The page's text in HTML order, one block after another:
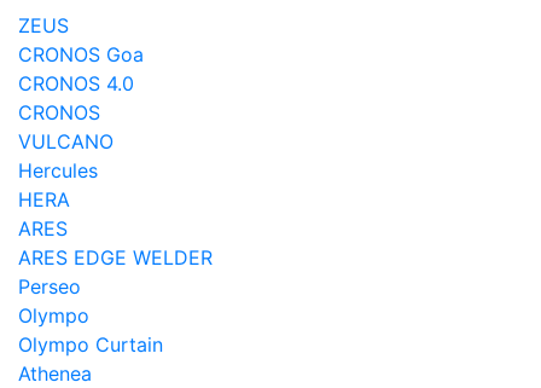
ZEUS
CRONOS Goa
CRONOS 4.0
CRONOS
VULCANO
Hercules
HERA
ARES
ARES EDGE WELDER
Perseo
Olympo
Olympo Curtain
Athenea